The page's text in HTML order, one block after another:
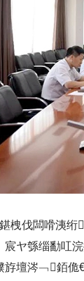
栧伐闆嗗洟
ヤ綔缁勫叿
斿壇涔﹁銆